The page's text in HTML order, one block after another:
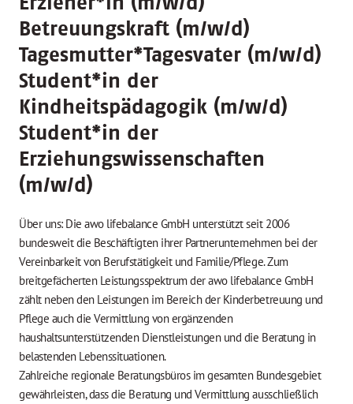
Betreuungskraft (m/w/d)
Tagesmutter*Tagesvater (m/w/d)
Student*in der
Kindheitspädagogik (m/w/d)
Student*in der
Erziehungswissenschaften
(m/w/d)
Über uns: Die awo lifebalance GmbH unterstützt seit 2006
bundesweit die Beschäftigten ihrer Partnerunternehmen bei der
Vereinbarkeit von Berufstätigkeit und Familie/Pflege. Zum
breitgefächerten Leistungsspektrum der awo lifebalance GmbH
zählt neben den Leistungen im Bereich der Kinderbetreuung und
Pflege auch die Vermittlung von ergänzenden
haushaltsunterstützenden Dienstleistungen und die Beratung in
belastenden Lebenssituationen.
Zahlreiche regionale Beratungsbüros im gesamten Bundesgebiet
gewährleisten, dass die Beratung und Vermittlung ausschließlich